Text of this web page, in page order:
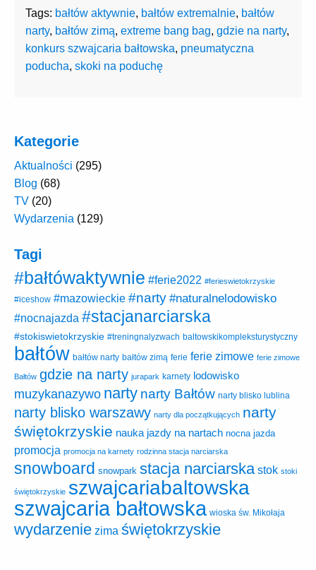
Tags: bałtów aktywnie, bałtów extremalnie, bałtów
narty, bałtów zimą, extreme bang bag, gdzie na narty,
konkurs szwajcaria bałtowska, pneumatyczna
poducha, skoki na poduchę
Kategorie
Aktualności (295)
Blog (68)
TV (20)
Wydarzenia (129)
Tagi
#bałtówaktywnie #ferie2022 #ferieswietokrzyskie
#iceshow #mazowieckie #narty #naturalnelodowisko
#nocnajazda #stacjanarciarska
#stokiswietokrzyskie #treningnalyzwach baltowskikompleksturystyczny
bałtów bałtów narty bałtów zimą ferie ferie zimowe ferie zimowe
Bałtów gdzie na narty jurapark karnety lodowisko
muzykanazywo narty narty Bałtów narty blisko lublina
narty blisko warszawy narty dla początkujących narty
świętokrzyskie nauka jazdy na nartach nocna jazda
promocja promocja na karnety rodzinna stacja narciarska
snowboard snowpark stacja narciarska stok stoki
świętokrzyskie szwajcariabaltowska
szwajcaria bałtowska wioska św. Mikołaja
wydarzenie zima świętokrzyskie